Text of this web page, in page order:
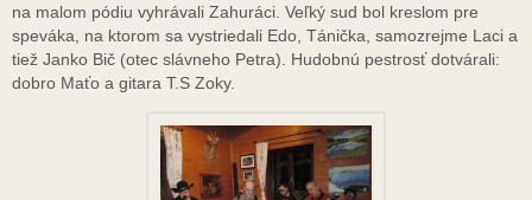
na malom pódiu vyhrávali Zahuráci. Veľký sud bol kreslom pre
speváka, na ktorom sa vystriedali Edo, Tánička, samozrejme Laci a
tiež Janko Bič (otec slávneho Petra). Hudobnú pestrosť dotvárali:
dobro Maťo a gitara T.S Zoky.